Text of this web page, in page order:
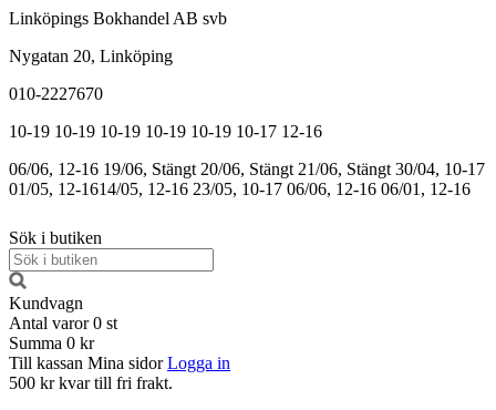
Linköpings Bokhandel AB svb
Nygatan 20, Linköping
010-2227670
10-19 10-19 10-19 10-19 10-19 10-17 12-16
06/06, 12-16 19/06, Stängt 20/06, Stängt 21/06, Stängt 30/04, 10-17
01/05, 12-1614/05, 12-16 23/05, 10-17 06/06, 12-16 06/01, 12-16
Sök i butiken
Kundvagn
Antal varor 0 st
Summa 0 kr
Till kassan Mina sidor Logga in
500 kr kvar till fri frakt.